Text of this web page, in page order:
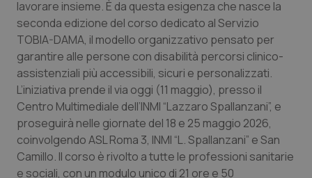
Friuli Venezia Giulia
Lazio
Liguria
Lombardia
Dermatite Atopica
Diabete & glucometri
Disturbi dell’umore
Dolore
lavorare insieme. È da questa esigenza che nasce la
seconda edizione del corso dedicato al Servizio
TOBIA-DAMA, il modello organizzativo pensato per
garantire alle persone con disabilità percorsi clinico-
assistenziali più accessibili, sicuri e personalizzati.
L’iniziativa prende il via oggi (11 maggio), presso il
Centro Multimediale dell’INMI “Lazzaro Spallanzani”, e
proseguirà nelle giornate del 18 e 25 maggio 2026,
coinvolgendo ASL Roma 3, INMI “L. Spallanzani” e San
Camillo. Il corso è rivolto a tutte le professioni sanitarie
e sociali, con un modulo unico di 21 ore e 50